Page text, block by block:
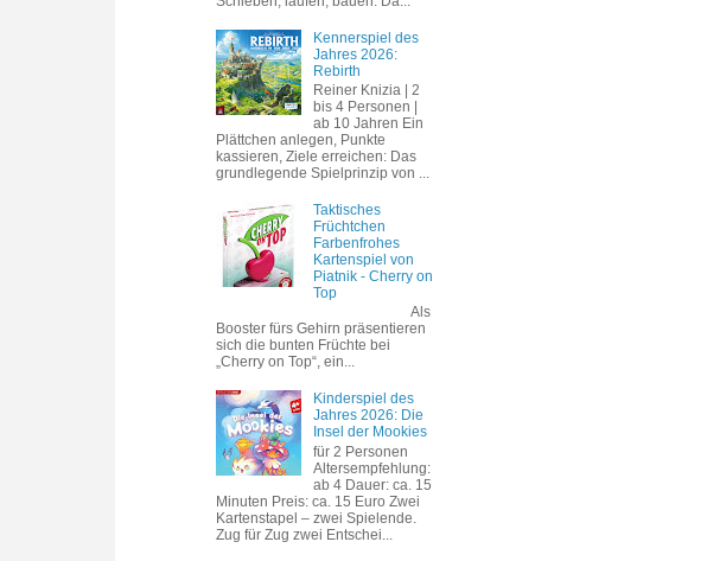
Kennerspiel des
Jahres 2026:
Rebirth
Reiner Knizia | 2
bis 4 Personen |
ab 10 Jahren Ein
Plättchen anlegen, Punkte
kassieren, Ziele erreichen: Das
grundlegende Spielprinzip von ...
Taktisches
Früchtchen
Farbenfrohes
Kartenspiel von
Piatnik - Cherry on
Top
Als
Booster fürs Gehirn präsentieren
sich die bunten Früchte bei
„Cherry on Top“, ein...
Kinderspiel des
Jahres 2026: Die
Insel der Mookies
für 2 Personen
Altersempfehlung:
ab 4 Dauer: ca. 15
Minuten Preis: ca. 15 Euro Zwei
Kartenstapel – zwei Spielende.
Zug für Zug zwei Entschei...